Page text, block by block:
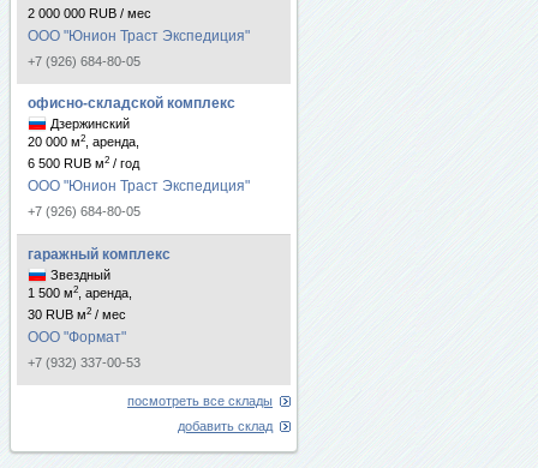
2 000 000 RUB / мес
ООО "Юнион Траст Экспедиция"
+7 (926) 684-80-05
офисно-складской комплекс
Дзержинский
20 000 м2
, аренда,
6 500 RUB м2 / год
ООО "Юнион Траст Экспедиция"
+7 (926) 684-80-05
гаражный комплекс
Звездный
1 500 м2
, аренда,
30 RUB м2 / мес
ООО "Формат"
+7 (932) 337-00-53
посмотреть все склады
добавить склад